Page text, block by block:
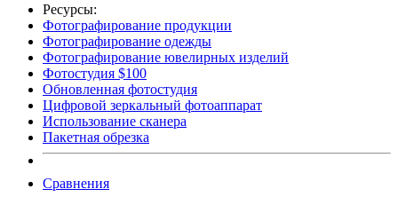
Ресурсы:
Фотографирование продукции
Фотографирование одежды
Фотографирование ювелирных изделий
Фотостудия $100
Обновленная фотостудия
Цифровой зеркальный фотоаппарат
Использование сканера
Пакетная обрезка
Сравнения